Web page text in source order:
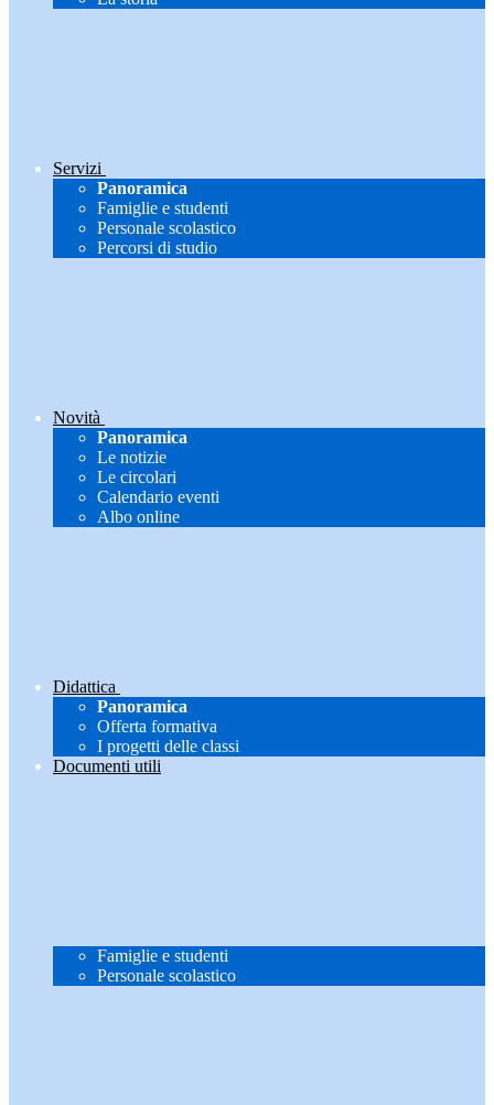
Servizi
Panoramica
Famiglie e studenti
Personale scolastico
Percorsi di studio
Novità
Panoramica
Le notizie
Le circolari
Calendario eventi
Albo online
Didattica
Panoramica
Offerta formativa
I progetti delle classi
Documenti utili
Famiglie e studenti
Personale scolastico